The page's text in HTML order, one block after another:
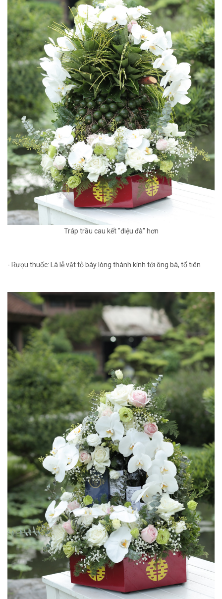
Tráp trầu cau kết "điệu đà" hơn
- Rượu thuốc: Là lễ vật tỏ bày lòng thành kính tới ông bà, tổ tiên